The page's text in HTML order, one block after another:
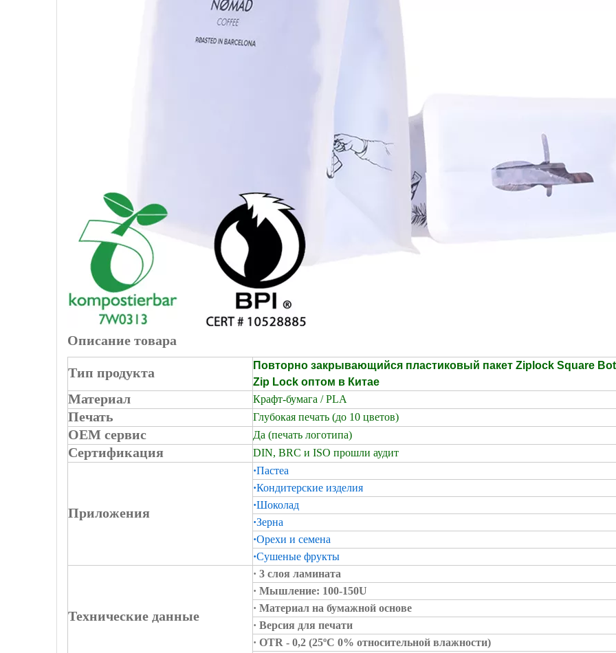
Описание товара
Тип продукта
Повторно закрывающийся пластиковый пакет Ziplock Square
Zip Lock оптом в Китае
Материал Крафт-бумага / PLA
Печать Глубокая печать (до 10 цветов)
OEM сервис Да (печать логотипа)
Сертификация DIN, BRC и ISO прошли аудит
Приложения
·Пастеа
·Кондитерские изделия
·Шоколад
·Зерна
·Орехи и семена
·Сушеные фрукты
Технические данные
· 3 слоя ламината
· Мышление: 100-150U
· Материал на бумажной основе
· Версия для печати
· OTR - 0,2 (25ºC 0% относительной влажности)